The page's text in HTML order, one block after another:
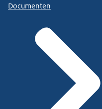
Documenten